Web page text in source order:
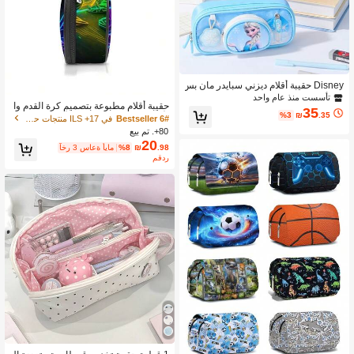
Disney حقيبة أقلام ديزني سبايدر مان بس
عة كبيرة، حقيبة تخزين قرطاسية متعددة
الوظائف، حقيبة أقلام بطبقتين للطلاب، ال
عودة إلى المدرسة
تأسست منذ عام واحد
₪35 .35
%3
حقيبة أقلام مطبوعة بتصميم كرة القدم وا
لألعاب مع حجرات، تتسع للأقلام والمفاتيح
والهاتف والعملات المعدنية والأشياء الصغي
رة، متعددة الاستخدامات للمدرسة والعود
ة إلى المدرسة
6# Bestseller
80+. تم بيع
₪20.98
%8 آخر 3 ساعة أيام
مقدر